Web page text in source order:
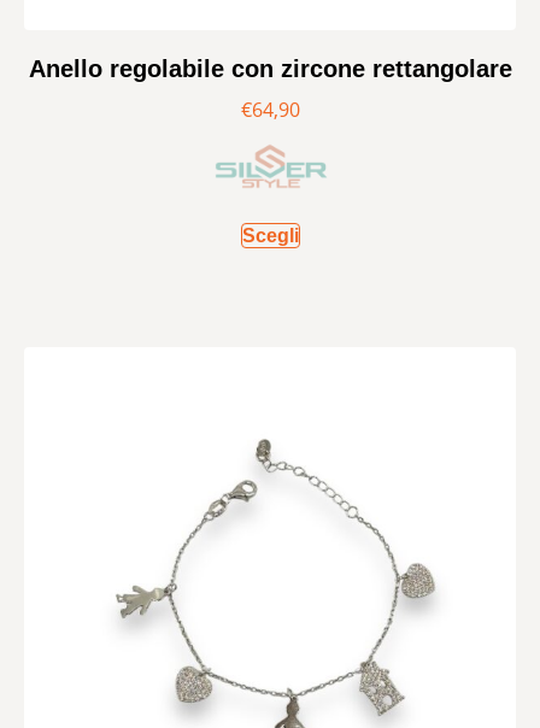
Anello regolabile con zircone rettangolare
€64,90
Scegli